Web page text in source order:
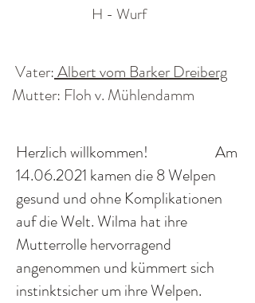
H - Wurf
Vater:Albert vom Barker Dreiberg
Mutter: Floh v. Mühlendamm
Herzlich willkommen! Am
14.06.2021 kamen die 8 Welpen
gesund und ohne Komplikationen
auf die Welt. Wilma hat ihre
Mutterrolle hervorragend
angenommen und kümmert sich
instinktsicher um ihre Welpen.